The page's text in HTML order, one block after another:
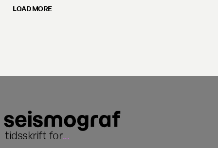
LOAD MORE
tidsskrift for...